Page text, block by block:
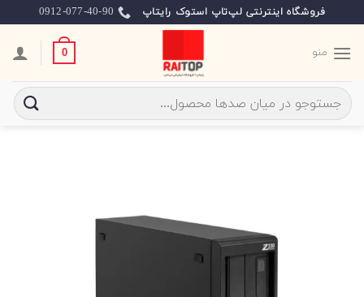
to
content
فروشگاه اینترنتی لپ‌تاپ استوک رایتاپ 0912-077-40-90
منو 0
جستجو
برای: